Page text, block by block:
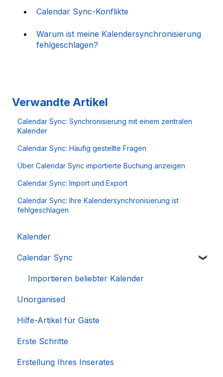
Calendar Sync-Konflikte
Warum ist meine Kalendersynchronisierung
fehlgeschlagen?
Verwandte Artikel
Calendar Sync: Synchronisierung mit einem zentralen
Kalender
Calendar Sync: Häufig gestellte Fragen
Über Calendar Sync importierte Buchung anzeigen
Calendar Sync: Import und Export
Calendar Sync: Ihre Kalendersynchronisierung ist
fehlgeschlagen
Kalender
Calendar Sync
Importieren beliebter Kalender
Unorganised
Hilfe-Artikel für Gäste
Erste Schritte
Erstellung Ihres Inserates